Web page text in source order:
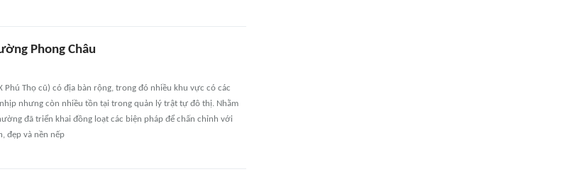
Phong Châu
Phú Thọ cũ) có địa bàn rộng, trong đó nhiều khu vực có các
nhưng còn nhiều tồn tại trong quản lý trật tự đô thị. Nhằm
đã triển khai đồng loạt các biện pháp để chấn chỉnh với
đẹp và nền nếp